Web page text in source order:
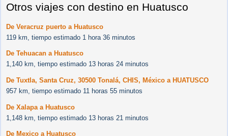
Otros viajes con destino en Huatusco
De Veracruz puerto a Huatusco
119 km, tiempo estimado 1 hora 36 minutos
De Tehuacan a Huatusco
1,140 km, tiempo estimado 13 horas 24 minutos
De Tuxtla, Santa Cruz, 30500 Tonalá, CHIS, México a HUATUSCO
957 km, tiempo estimado 11 horas 55 minutos
De Xalapa a Huatusco
1,148 km, tiempo estimado 13 horas 21 minutos
De Mexico a Huatusco